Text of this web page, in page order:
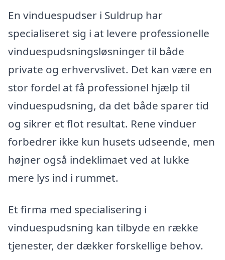
En vinduespudser i Suldrup har
specialiseret sig i at levere professionelle
vinduespudsningsløsninger til både
private og erhvervslivet. Det kan være en
stor fordel at få professionel hjælp til
vinduespudsning, da det både sparer tid
og sikrer et flot resultat. Rene vinduer
forbedrer ikke kun husets udseende, men
højner også indeklimaet ved at lukke
mere lys ind i rummet.
Et firma med specialisering i
vinduespudsning kan tilbyde en række
tjenester, der dækker forskellige behov.